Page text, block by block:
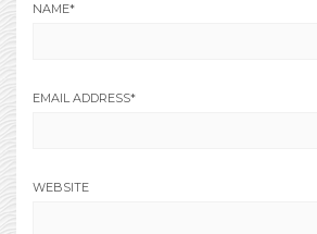
NAME*
EMAIL ADDRESS*
WEBSITE